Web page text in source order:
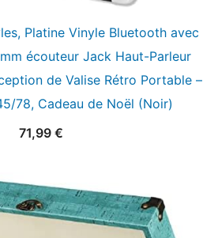
Platine Vinyle Bluetooth avec
écouteur Jack Haut-Parleur
de Valise Rétro Portable –
78, Cadeau de Noël (Noir)
71,99 €